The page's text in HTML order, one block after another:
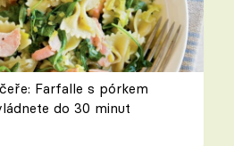
Farfalle s pórkem
do 30 minut